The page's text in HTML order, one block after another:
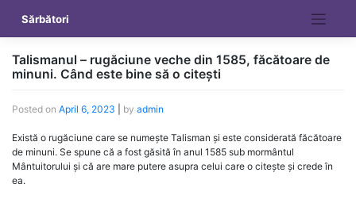
content
Sărbători
Talismanul – rugăciune veche din 1585, făcătoare de
minuni. Când este bine să o citești
Posted on April 6, 2023 by admin
Există o rugăciune care se numește Talisman și este considerată făcătoare
de minuni. Se spune că a fost găsită în anul 1585 sub mormântul
Mântuitorului și că are mare putere asupra celui care o citește și crede în
ea.